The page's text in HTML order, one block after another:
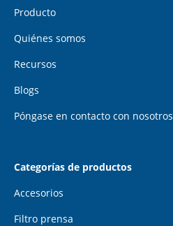
Producto
Quiénes somos
Recursos
Blogs
Póngase en contacto con nosotros
Categorías de productos
Accesorios
Filtro prensa